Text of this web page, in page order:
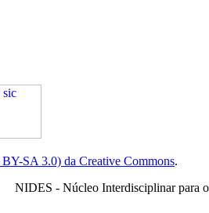
SA 3.0) da Creative Commons.
NIDES - Núcleo Interdisciplinar para